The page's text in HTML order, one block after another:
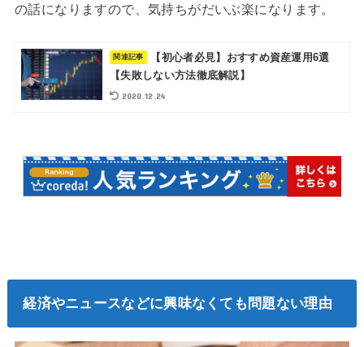
の話になりますので、気持ちがだいぶ楽になります。
【初心者必見】おすすめ資産運用6選
【失敗しない方法徹底解説】
2020.12.24
経済やニュースなどに興味なくても問題ない理由